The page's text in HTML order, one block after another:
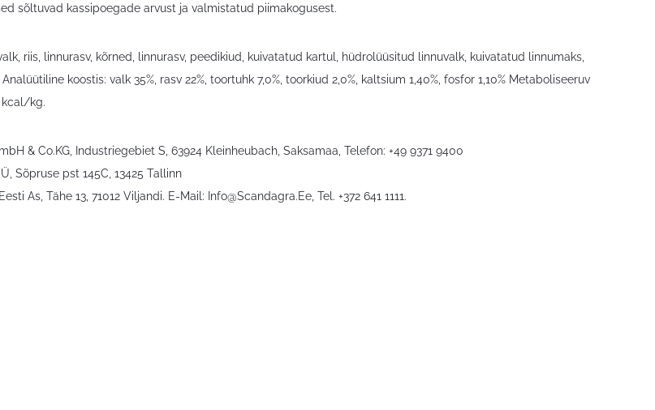
sõltuvad kassipoegade arvust ja valmistatud piimakogusest.
riis, linnurasv, kõrned, linnurasv, peedikiud, kuivatatud kartul, hüdrolüüsitud linnuvalk, kuivatatud linnumaks,
koostis: valk 35%, rasv 22%, toortuhk 7,0%, toorkiud 2,0%, kaltsium 1,40%, fosfor 1,10% Metaboliseeruv
kcal/kg.
& Co.KG, Industriegebiet S, 63924 Kleinheubach, Saksamaa, Telefon: +49 9371 9400
Sõpruse pst 145C, 13425 Tallinn
As, Tähe 13, 71012 Viljandi. E-Mail: Info@Scandagra.Ee , Tel. +372 641 1111.